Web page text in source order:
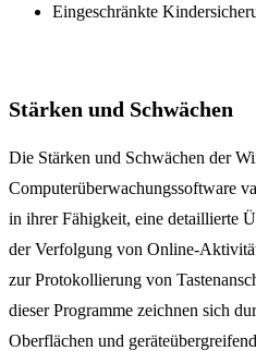
Eingeschränkte
Stärken und Schwächen
Die Stärken und Schwächen der
Computerüberwachungssoftware
in ihrer Fähigkeit, eine detaillierte
der Verfolgung von Online-
zur Protokollierung von
dieser Programme zeichnen sich
Oberflächen und